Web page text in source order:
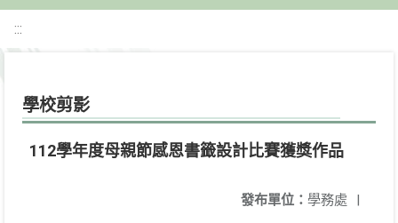
:::
學校剪影
112學年度母親節感恩書籤設計比賽獲獎作品
發布單位： 學務處 |